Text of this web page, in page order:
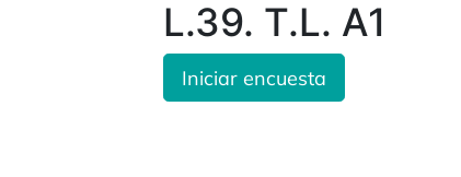
L.39. T.L. A1
Iniciar encuesta